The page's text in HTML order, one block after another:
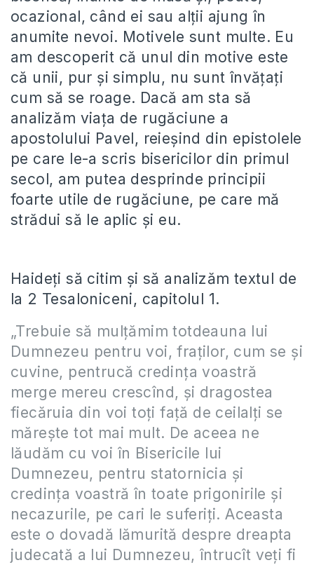
ocazional, când ei sau alții ajung în
anumite nevoi. Motivele sunt multe. Eu
am descoperit că unul din motive este
că unii, pur și simplu, nu sunt învățați
cum să se roage. Dacă am sta să
analizăm viața de rugăciune a
apostolului Pavel, reieșind din epistolele
pe care le-a scris bisericilor din primul
secol, am putea desprinde principii
foarte utile de rugăciune, pe care mă
strădui să le aplic și eu.
Haideți să citim și să analizăm textul de
la 2 Tesaloniceni, capitolul 1.
„Trebuie să mulţămim totdeauna lui
Dumnezeu pentru voi, fraţilor, cum se şi
cuvine, pentrucă credinţa voastră
merge mereu crescînd, şi dragostea
fiecăruia din voi toţi faţă de ceilalţi se
măreşte tot mai mult. De aceea ne
lăudăm cu voi în Bisericile lui
Dumnezeu, pentru statornicia şi
credinţa voastră în toate prigonirile şi
necazurile, pe cari le suferiţi. Aceasta
este o dovadă lămurită despre dreapta
judecată a lui Dumnezeu, întrucît veţi fi